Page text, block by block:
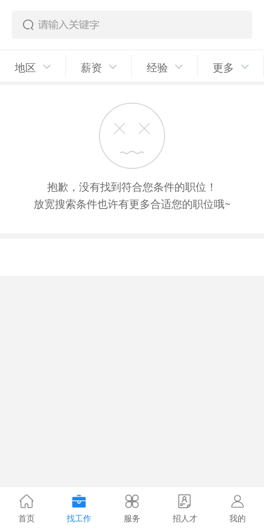
地区 薪资 经验 更多
抱歉，没有找到符合您条件的职位！
放宽搜索条件也许有更多合适您的职位哦~
首页 找工作 服务 招人才 我的